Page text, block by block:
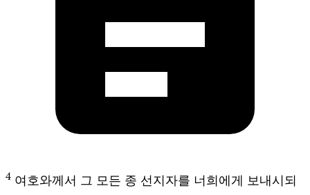
4 여호와께서 그 모든 종 선지자를 너희에게 보내시되